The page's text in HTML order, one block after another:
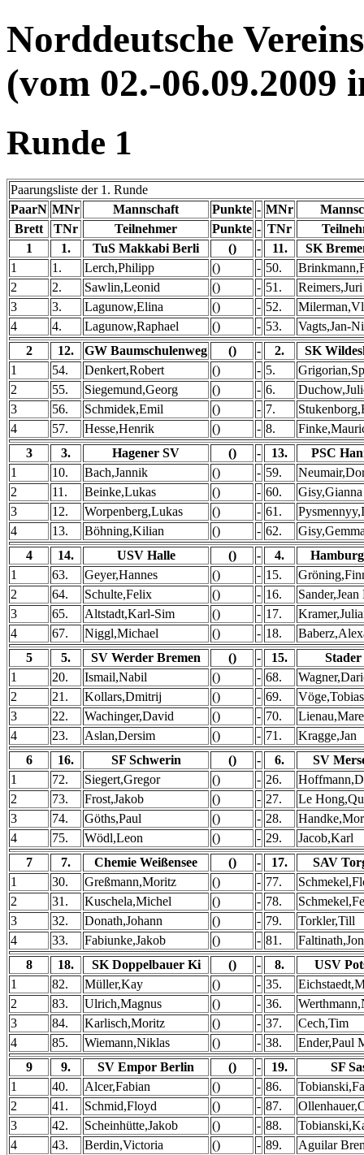
Norddeutsche
(vom 02.-06.09.2009
Runde 1
Paarungsliste der 1. Runde
PaarN MNr Mannschaft Punkte - MNr
Brett
TNr Teilnehmer Punkte - TNr
1
1. TuS Makkabi Berli () - 11.
SK
1
1. Lerch,Philipp () - 50.
2
2. Sawlin,Leonid () - 51.
Reimers,Juri
3
3. Lagunow,Elina () - 52.
4
4. Lagunow,Raphael () - 53.
Vagts,Jan-
2
12. GW Baumschulenweg () - 2.
SK
1
54. Denkert,Robert () - 5.
2
55. Siegemund,Georg () - 6.
3
56. Schmidek,Emil () - 7.
4
57. Hesse,Henrik () - 8.
3
3. Hagener SV () - 13.
PSC
1
10. Bach,Jannik () - 59.
2
11. Beinke,Lukas () - 60.
Gisy,Gianna
3
12. Worpenberg,Lukas () - 61.
4
13. Böhning,Kilian () - 62.
4
14. USV Halle () - 4.
1
63. Geyer,Hannes () - 15.
2
64. Schulte,Felix () - 16.
3
65. Altstadt,Karl-Sim () - 17.
4
67. Niggl,Michael () - 18.
5
5. SV Werder Bremen () - 15.
Stader
1
20. Ismail,Nabil () - 68.
2
21. Kollars,Dmitrij () - 69.
Vöge,Tobias
3
22. Wachinger,David () - 70.
4
23. Aslan,Dersim () - 71.
Kragge,Jan
6
16. SF Schwerin () - 6.
SV
1
72. Siegert,Gregor () - 26.
2
73. Frost,Jakob () - 27.
Le
3
74. Göths,Paul () - 28.
4
75. Wödl,Leon () - 29.
Jacob,Karl
7
7. Chemie Weißensee () - 17.
SAV
1
30. Greßmann,Moritz () - 77.
2
31. Kuschela,Michel () - 78.
3
32. Donath,Johann () - 79.
Torkler,Till
4
33. Fabiunke,Jakob () - 81.
8
18. SK Doppelbauer Ki () - 8.
USV
1
82. Müller,Kay () - 35.
2
83. Ulrich,Magnus () - 36.
3
84. Karlisch,Moritz () - 37.
Cech,Tim
4
85. Wiemann,Niklas () - 38.
Ender,Paul
9
9. SV Empor Berlin () - 19.
SF
1
40. Alcer,Fabian () - 86.
2
41. Schmid,Floyd () - 87.
3
42. Scheinhütte,Jakob () - 88.
4
43. Berdin,Victoria () - 89.
Aguilar